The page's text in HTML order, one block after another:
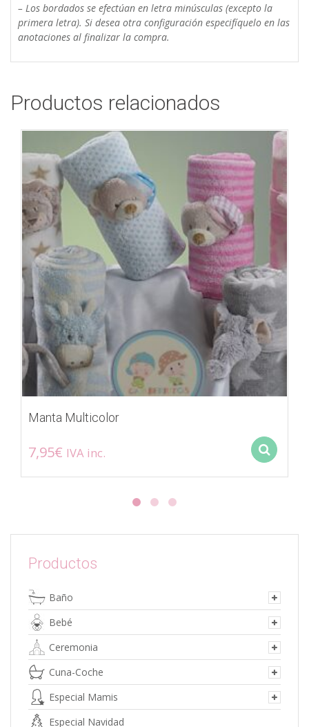
– Los bordados se efectúan en letra minúsculas (excepto la
primera letra). Si desea otra configuración especifíquelo en las
anotaciones al finalizar la compra.
Productos relacionados
Manta Multicolor
7,95€ IVA inc.
opciones
se
elegir
en
la
página
de
producto
Productos
Baño
Bebé
Ceremonia
Cuna-Coche
Especial Mamis
Especial Navidad